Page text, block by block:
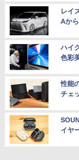
レイ
Aか
ハイ
色彩
性能
チェ
イヤ